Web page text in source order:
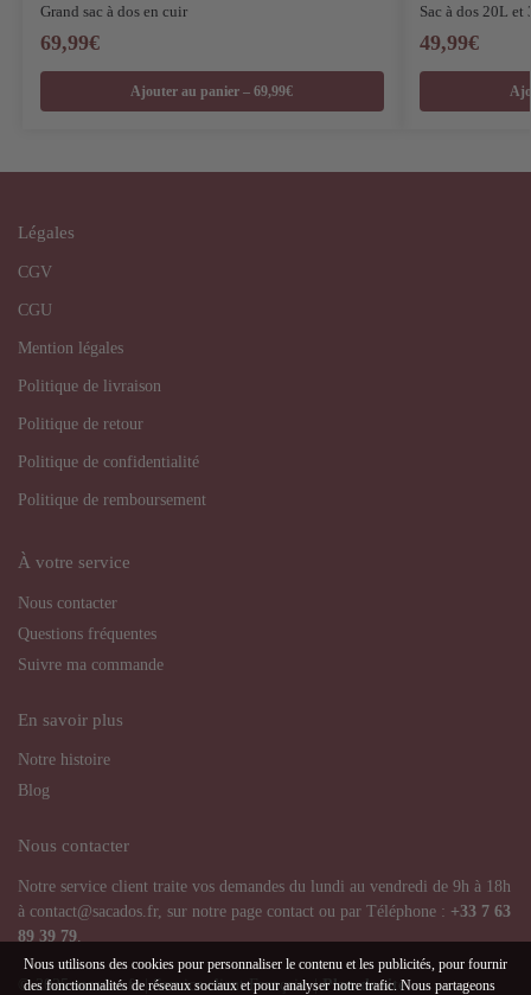
Grand sac à dos en cuir
69,99€
Ajouter au panier – 69,99€
Sac à dos 20L
49,99€
Légales
CGV
CGU
Mention légales
Politique de livraison
Politique de retour
Politique de confidentialité
Politique de remboursement
À votre service
Nous contacter
Questions fréquentes
Suivre ma commande
En savoir plus
Notre histoire
Blog
Nous contacter
Notre service client traite vos demandes du lundi au vendredi de 9h à 18h
à contact@sacados.fr, sur notre page contact ou par Téléphone : +33 7 63
89 39 79
© 2025 sacados.fr | Service client Français |Plan de site
Nous utilisons des cookies pour personnaliser le contenu et les publicités, pour fournir
des fonctionnalités de réseaux sociaux et pour analyser notre trafic. Nous partageons